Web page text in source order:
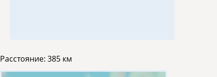
Расстояние: 385 км